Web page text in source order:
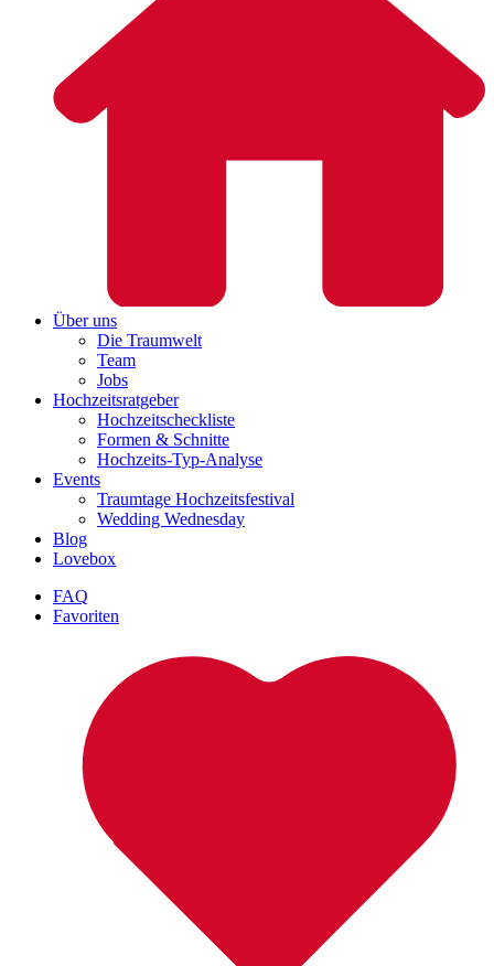
Über uns
Die Traumwelt
Team
Jobs
Hochzeitsratgeber
Hochzeitscheckliste
Formen & Schnitte
Hochzeits-Typ-Analyse
Events
Traumtage Hochzeitsfestival
Wedding Wednesday
Blog
Lovebox
FAQ
Favoriten